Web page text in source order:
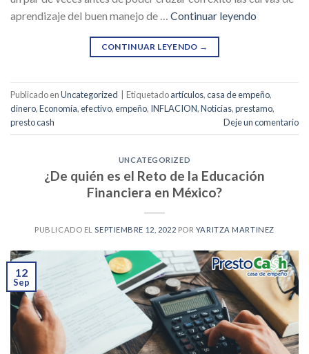
aprendizaje del buen manejo de … Continuar leyendo
CONTINUAR LEYENDO →
Publicado enUncategorized Etiquetadoartículos,casa de empeño,
dinero,Economía,efectivo,empeño, INFLACION,Noticias,prestamo,
presto cash
Deje un comentario
UNCATEGORIZED
¿De quién es el Reto de la Educación
Financiera en México?
PUBLICADO ELSEPTIEMBRE 12, 2022 POR YARITZA MARTINEZ
12
Sep